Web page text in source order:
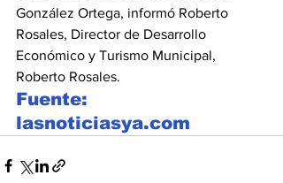
González Ortega, informó Roberto
Rosales, Director de Desarrollo
Económico y Turismo Municipal,
Roberto Rosales.
Fuente:
lasnoticiasya.com